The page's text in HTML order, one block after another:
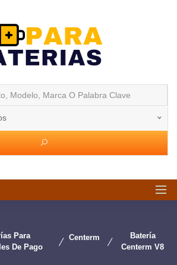
Para
De Pago
Centerm
Batería
Centerm V8